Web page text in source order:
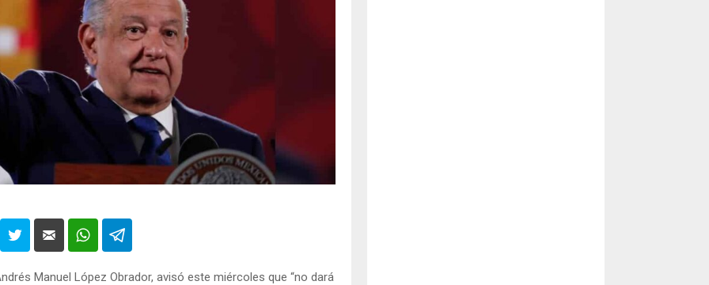
Manuel López Obrador, avisó este miércoles que “no dará